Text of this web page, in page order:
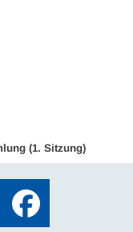
(1. Sitzung)